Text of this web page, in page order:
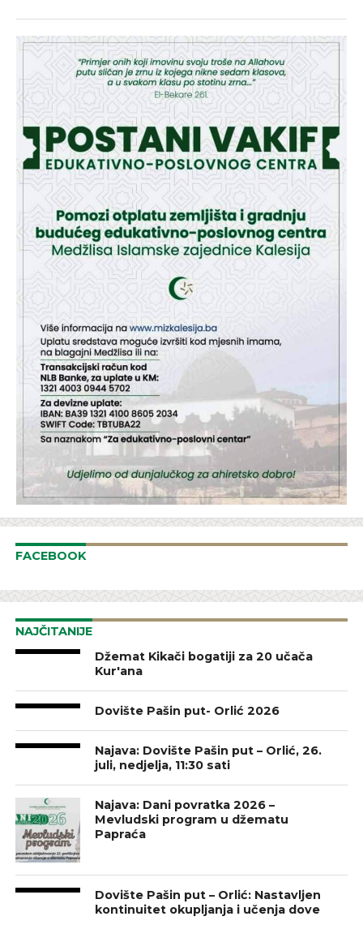
FACEBOOK
NAJČITANIJE
Džemat Kikači bogatiji za 20 učača
Kur'ana
Dovište Pašin put- Orlić 2026
Najava: Dovište Pašin put – Orlić, 26.
juli, nedjelja, 11:30 sati
Najava: Dani povratka 2026 –
Mevludski program u džematu
Papraća
Dovište Pašin put – Orlić: Nastavljen
kontinuitet okupljanja i učenja dove